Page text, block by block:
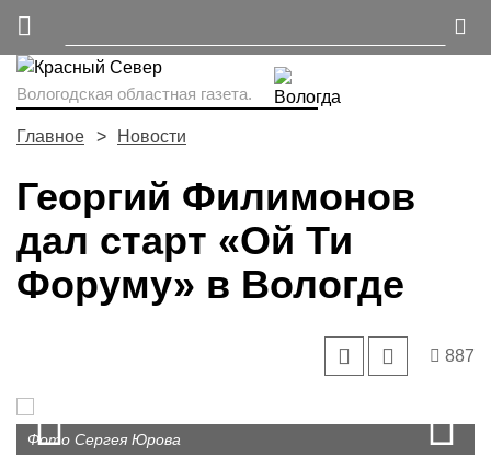
Вологодская областная газета.
Главное Новости
Георгий Филимонов
дал старт «Ой Ти
Форуму» в Вологде
887
Prev
Фото Сергея Юрова